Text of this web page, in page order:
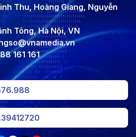
Thu, Hoàng Giang, Nguyễn
Tông, Hà Nội, VN
161 161